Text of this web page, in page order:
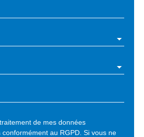
de mes données
conformément au RGPD. Si vous ne